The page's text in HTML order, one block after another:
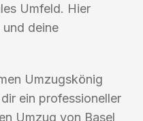
Umfeld. Hier
deine
Umzugskönig
ein professioneller
Umzug von Basel